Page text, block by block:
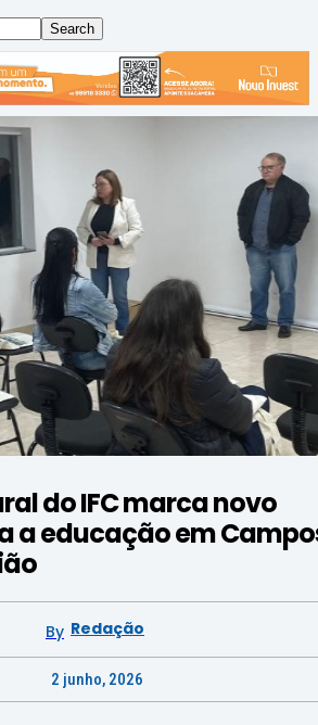
do IFC marca novo
a educação em
By Redação
2 junho, 2026